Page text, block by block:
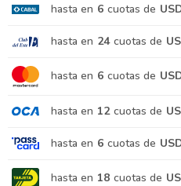
hasta en 6 cuotas de
hasta en 24 cuotas de
hasta en 6 cuotas de
hasta en 12 cuotas de
hasta en 6 cuotas de
hasta en 18 cuotas de